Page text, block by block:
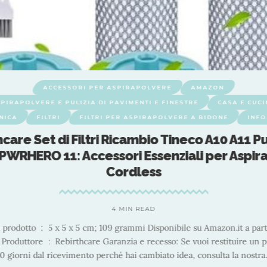
ACCESSORI PER ASPIRAPOLVERE AMAZON
E PULIZIA DI PAVIMENTI E FINESTRE CASA E
FILTRI FILTRI PER ASPIRAPOLVERE A BIDONE
Compatibili per Tineco Floor ONE S7
con 5 Filtri per Aspirapolvere a Secco e
3 MIN READ
compatibili con Tineco Floor ONE S7 PRO, kit di filtri per
4 filtri Dimensioni prodotto ‏ : ‎ 11,18 x 3,05 x 16,51 cm; 140 grammi
Disponibile su Amazon.it a partire dal ‏ : ‎ 20 ottobre 2023 Produttore ‏